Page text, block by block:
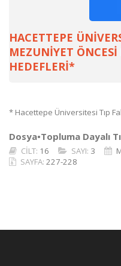
HACETTEPE
MEZUNİYET
HEDEFLERİ*
* Hacettepe Üniversitesi Tıp
Dosya•Topluma Dayalı
CİLT: 16 SAYI: 3
SAYFA: 227-228